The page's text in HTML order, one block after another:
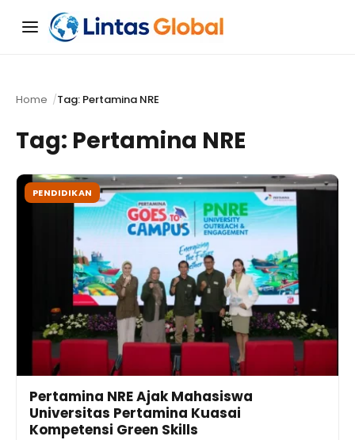
Menu
Home Tag: Pertamina NRE
Tag: Pertamina NRE
PENDIDIKAN
Pertamina NRE Ajak Mahasiswa
Universitas Pertamina Kuasai
Kompetensi Green Skills